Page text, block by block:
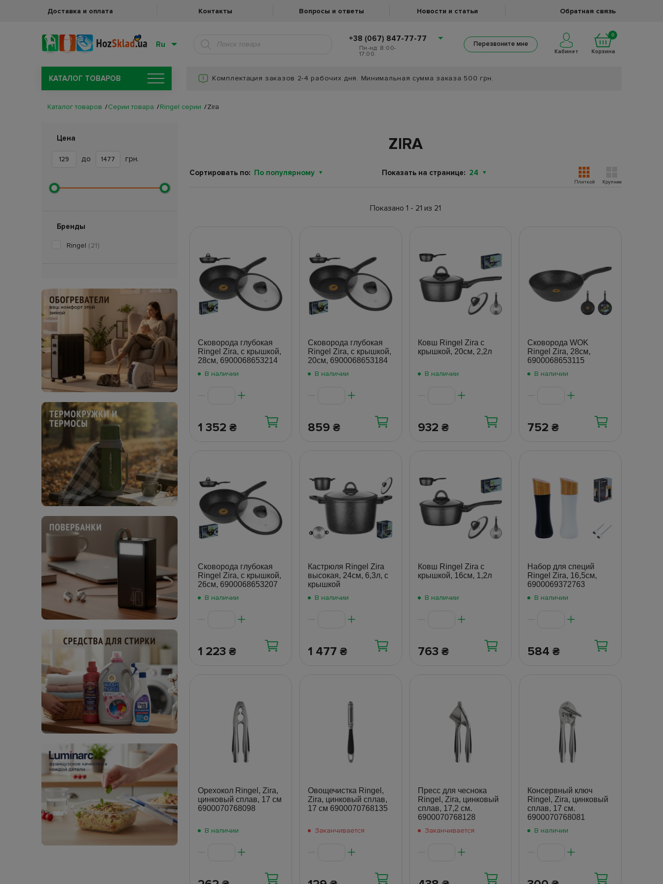
Доставка и оплата Контакты Вопросы и ответы Новости и статьи Обратная связь
Ru
+38 (067) 847-77-77
Пн-нд: 8:00-
17:00.
Перезвоните мне
Кабинет
0
Корзина
КАТАЛОГ ТОВАРОВ Комплектация заказов 2-4 рабочих дня. Минимальная сумма заказа 500 грн.
Каталог товаров Серии товара Ringel серии Zira
Цена
до грн.
Бренды
Ringel (21)
ZIRA
Сортировать по: По популярному Показать на странице: 24
Плиткой Крупнее
Показано 1 - 21 из 21
Сковорода глубокая
Ringel Zira, с крышкой,
28см, 6900068653214
В наличии
1 352 ₴
Сковорода глубокая
Ringel Zira, с крышкой,
20см, 6900068653184
В наличии
859 ₴
Ковш Ringel Zira с
крышкой, 20см, 2,2л
В наличии
932 ₴
Сковорода WOK
Ringel Zira, 28см,
6900068653115
В наличии
752₴
Сковорода глубокая
Ringel Zira, с крышкой,
26см, 6900068653207
В наличии
1 223 ₴
Кастрюля Ringel Zira
высокая, 24см, 6,3л, с
крышкой
В наличии
1 477 ₴
Ковш Ringel Zira с
крышкой, 16см, 1,2л
В наличии
763 ₴
Набор для специй
Ringel Zira, 16,5см,
6900069372763
В наличии
584₴
Орехокол Ringel, Zira,
цинковый сплав, 17 см
6900070768098
В наличии
Овощечистка Ringel,
Zira, цинковый сплав,
17 см 6900070768135
Заканчивается
Пресс для чеснока
Ringel, Zira, цинковый
сплав, 17,2 см.
6900070768128
Заканчивается
Консервный ключ
Ringel, Zira, цинковый
сплав, 17 см.
6900070768081
В наличии